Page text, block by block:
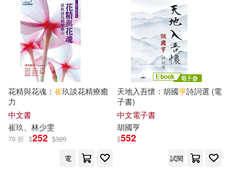
CAPCOM(7)
William Shakespeare(7)
ねこねこ(7)
前川一夫(7) 劉正旭(7)
崔利玲（主編）(7)
湖北少年兒童出版社(25)
親子天下(25)
中國宇航出版社(24)
中國農業科學技術出版社(23)
北京語言大學出版社(23)
花精與花魂： 崔玖談花精療癒
力
中文書
崔玖、林少雯
79 折 $252 $320
電
天地入吾懷：胡國亨詩詞選 (電
子書)
中文電子書
胡國亨
$552
試閱